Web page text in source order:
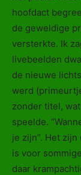
hoofdact
de geweldige
versterkte. Ik
livebeelden
de nieuwe
werd
zonder titel,
speelde.
je zijn”. Het
is voor
daar